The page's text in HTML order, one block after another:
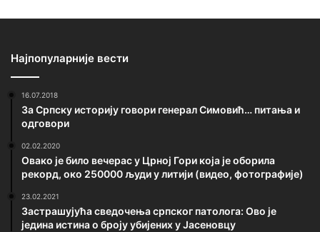
Најпопуларније вести
16.07.2018
За Српску историју говори генерал Симовић… питања и
одговори
02.02.2020
Овако је било вечерас у Црној Гори која је оборила
рекорд, око 250000 људи у литији (видео, фотографије)
23.02.2021
Застрашујућа сведочења српског патолога: Ово је
једина истина о броју убијених у Јасеновцу